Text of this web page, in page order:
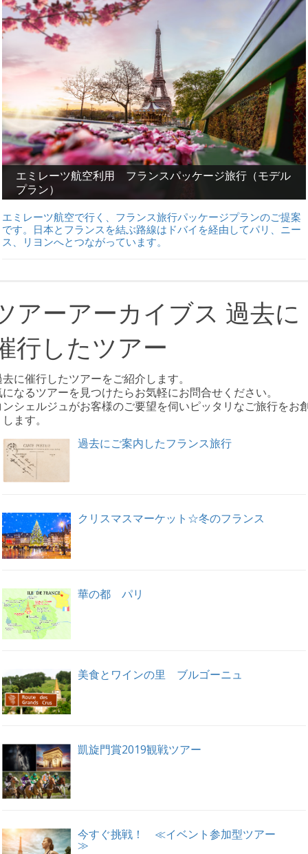
エミレーツ航空利用 フランスパッケージ旅行（モデル
プラン）
エミレーツ航空で行く、フランス旅行パッケージプランのご提案
です。日本とフランスを結ぶ路線はドバイを経由してパリ、ニー
ス、リヨンへとつながっています。
アーアーカイブス 過去に
行したツアー
に催行したツアーをご紹介します。
なるツアーを見つけたらお気軽にお問合せください。
ンシェルジュがお客様のご要望を伺いピッタリなご旅行をお
ます。
過去にご案内したフランス旅行
クリスマスマーケット☆冬のフランス
華の都 パリ
美食とワインの里 ブルゴーニュ
凱旋門賞2019観戦ツアー
今すぐ挑戦！ ≪イベント参加型ツアー
≫